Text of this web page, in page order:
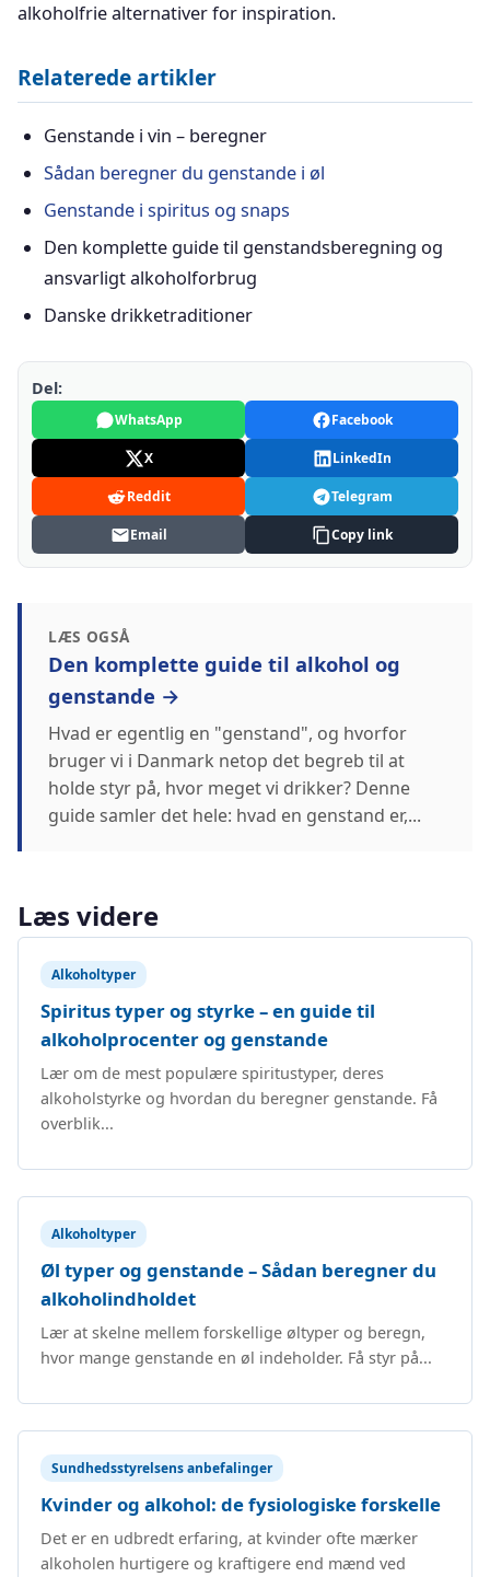
alkoholfrie alternativer for inspiration.
Relaterede artikler
Genstande i vin – beregner
Sådan beregner du genstande i øl
Genstande i spiritus og snaps
Den komplette guide til genstandsberegning og
ansvarligt alkoholforbrug
Danske drikketraditioner
Del:
WhatsApp Facebook
X LinkedIn
Reddit Telegram
Email Copy link
LÆS OGSÅ
Den komplette guide til alkohol og
genstande →
Hvad er egentlig en "genstand", og hvorfor
bruger vi i Danmark netop det begreb til at
holde styr på, hvor meget vi drikker? Denne
guide samler det hele: hvad en genstand er,...
Læs videre
Alkoholtyper
Spiritus typer og styrke – en guide til
alkoholprocenter og genstande
Lær om de mest populære spiritustyper, deres
alkoholstyrke og hvordan du beregner genstande. Få
overblik...
Alkoholtyper
Øl typer og genstande – Sådan beregner du
alkoholindholdet
Lær at skelne mellem forskellige øltyper og beregn,
hvor mange genstande en øl indeholder. Få styr på...
Sundhedsstyrelsens anbefalinger
Kvinder og alkohol: de fysiologiske forskelle
Det er en udbredt erfaring, at kvinder ofte mærker
alkoholen hurtigere og kraftigere end mænd ved